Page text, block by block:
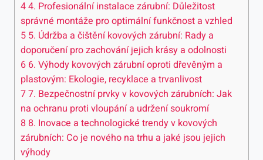
44. Profesionální instalace zárubní: Důležitost
správné montáže pro optimální funkčnost a vzhled
5 5. Údržba a čištění kovových zárubní: Rady a
doporučení pro zachování jejich krásy a odolnosti
6 6. Výhody kovových zárubní oproti dřevěným a
plastovým: Ekologie, recyklace a trvanlivost
77. Bezpečnostní prvky v kovových zárubních: Jak
na ochranu proti vloupání a udržení soukromí
8 8. Inovace a technologické trendy v kovových
zárubních: Co je nového na trhu a jaké jsou jejich
výhody